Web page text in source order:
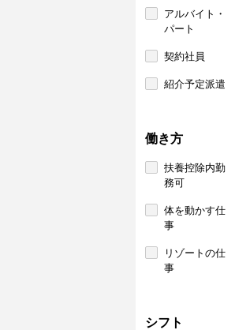
アルバイト・
パート
契約社員
紹介予定派遣
働き方
扶養控除内勤
務可
体を動かす仕
事
リゾートの仕
事
シフト